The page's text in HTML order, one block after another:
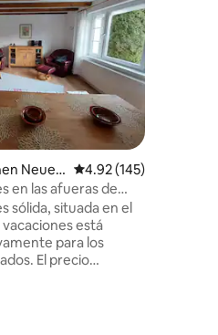
evaluaciones
Neuen Calificación promedio:
4.92 (145)
en las afueras de
sólida, situada en el
está
para los
El precio